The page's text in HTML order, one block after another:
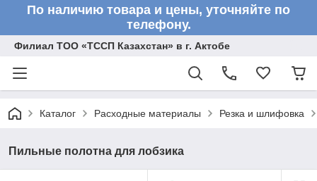
По наличию товара и цены, уточняйте по
телефону.
Филиал ТОО «ТССП Казахстан» в г. Актобе
Каталог Расходные материалы Резка и шлифовка
Пильные полотна для лобзика